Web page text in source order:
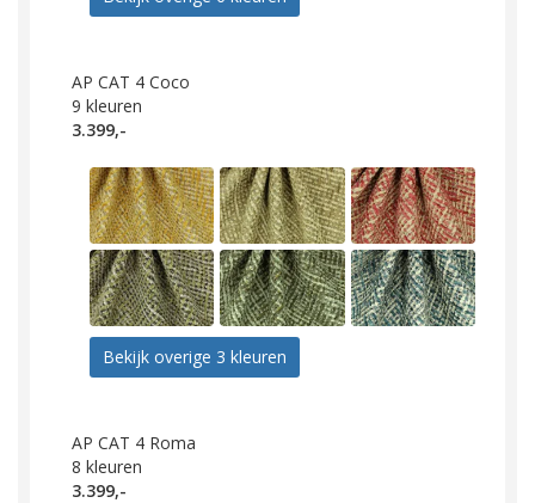
AP CAT 4 Coco
9 kleuren
3.399,-
Bekijk overige 3 kleuren
AP CAT 4 Roma
8 kleuren
3.399,-